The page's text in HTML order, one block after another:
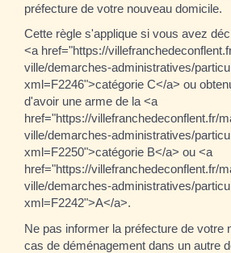
préfecture de votre nouveau domicile.
Cette règle s'applique si vous avez
<a href="https://
ville/demarches-administratives/
xml=F2246">catégorie C</a> ou
d'avoir une arme de la <a
href="https://villefranchedeconflent.fr/
ville/demarches-administratives/
xml=F2250">catégorie B</a> ou <a
href="https://villefranchedeconflent.fr/
ville/demarches-administratives/
xml=F2242">A</a>.
Ne pas informer la préfecture de votre
cas de déménagement dans un autre